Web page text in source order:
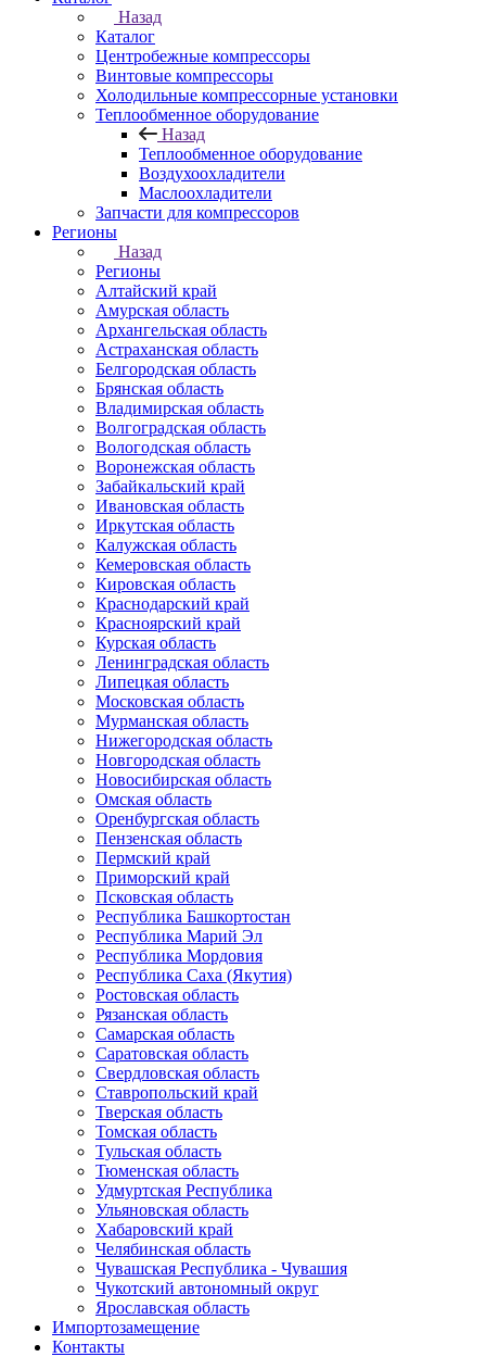
Назад
Каталог
Центробежные компрессоры
Винтовые компрессоры
Холодильные компрессорные установки
Теплообменное оборудование
Назад
Теплообменное оборудование
Воздухоохладители
Маслоохладители
Запчасти для компрессоров
Регионы
Назад
Регионы
Алтайский край
Амурская область
Архангельская область
Астраханская область
Белгородская область
Брянская область
Владимирская область
Волгоградская область
Вологодская область
Воронежская область
Забайкальский край
Ивановская область
Иркутская область
Калужская область
Кемеровская область
Кировская область
Краснодарский край
Красноярский край
Курская область
Ленинградская область
Липецкая область
Московская область
Мурманская область
Нижегородская область
Новгородская область
Новосибирская область
Омская область
Оренбургская область
Пензенская область
Пермский край
Приморский край
Псковская область
Республика Башкортостан
Республика Марий Эл
Республика Мордовия
Республика Саха (Якутия)
Ростовская область
Рязанская область
Самарская область
Саратовская область
Свердловская область
Ставропольский край
Тверская область
Томская область
Тульская область
Тюменская область
Удмуртская Республика
Ульяновская область
Хабаровский край
Челябинская область
Чувашская Республика - Чувашия
Чукотский автономный округ
Ярославская область
Импортозамещение
Контакты